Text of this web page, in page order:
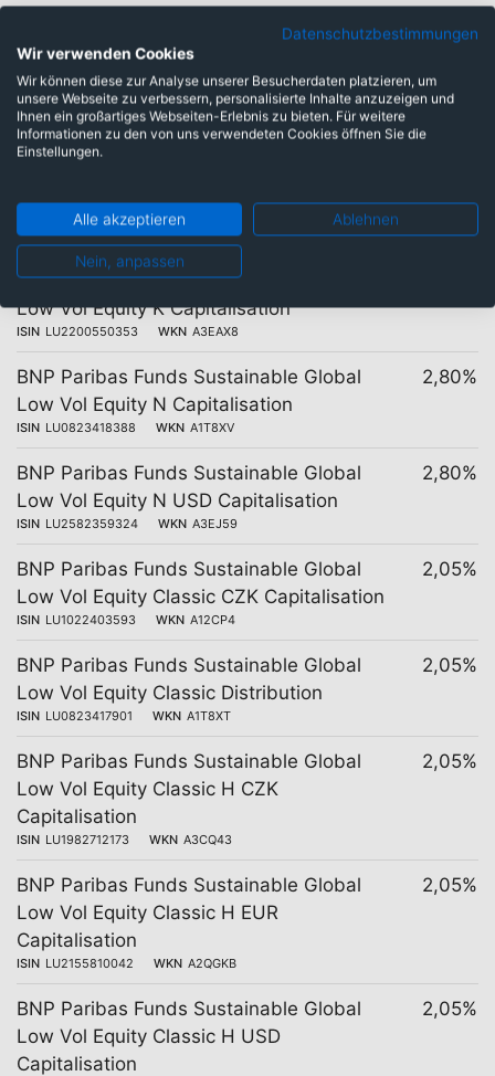
Kosten
BNP Paribas Funds Sustainable Global
Low Vol Equity B USD Capitalisation
ISIN LU2200550197 WKN A3EAX9
3,05%
Low Vol Equity B USD MD Distribution
ISIN LU2200550270 WKN A3EAYA
BNP Paribas Funds Sustainable Global
Low Vol Equity K Capitalisation
ISIN LU2200550353 WKN A3EAX8
BNP Paribas Funds Sustainable Global
Low Vol Equity N Capitalisation
ISIN LU0823418388 WKN A1T8XV
2,80%
BNP Paribas Funds Sustainable Global
Low Vol Equity N USD Capitalisation
ISIN LU2582359324 WKN A3EJ59
2,80%
BNP Paribas Funds Sustainable Global
Low Vol Equity Classic CZK Capitalisation
ISIN LU1022403593 WKN A12CP4
2,05%
BNP Paribas Funds Sustainable Global
Low Vol Equity Classic Distribution
ISIN LU0823417901 WKN A1T8XT
2,05%
BNP Paribas Funds Sustainable Global
Low Vol Equity Classic H CZK
Capitalisation
ISIN LU1982712173 WKN A3CQ43
2,05%
BNP Paribas Funds Sustainable Global
Low Vol Equity Classic H EUR
Capitalisation
ISIN LU2155810042 WKN A2QGKB
2,05%
BNP Paribas Funds Sustainable Global
Low Vol Equity Classic H USD
Capitalisation
2,05%
Datenschutzbestimmungen
Wir verwenden Cookies
Wir können diese zur Analyse unserer Besucherdaten platzieren, um
unsere Webseite zu verbessern, personalisierte Inhalte anzuzeigen und
Ihnen ein großartiges Webseiten-Erlebnis zu bieten. Für weitere
Informationen zu den von uns verwendeten Cookies öffnen Sie die
Einstellungen.
Alle akzeptieren Ablehnen
Nein, anpassen